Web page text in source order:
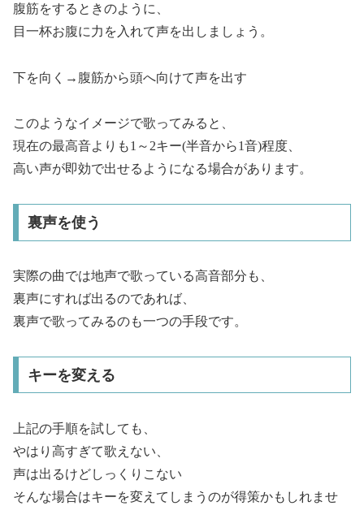
腹筋をするときのように、
目一杯お腹に力を入れて声を出しましょう。
下を向く→腹筋から頭へ向けて声を出す
このようなイメージで歌ってみると、
現在の最高音よりも1～2キー(半音から1音)程度、
高い声が即効で出せるようになる場合があります。
裏声を使う
実際の曲では地声で歌っている高音部分も、
裏声にすれば出るのであれば、
裏声で歌ってみるのも一つの手段です。
キーを変える
上記の手順を試しても、
やはり高すぎて歌えない、
声は出るけどしっくりこない
そんな場合はキーを変えてしまうのが得策かもしれませ